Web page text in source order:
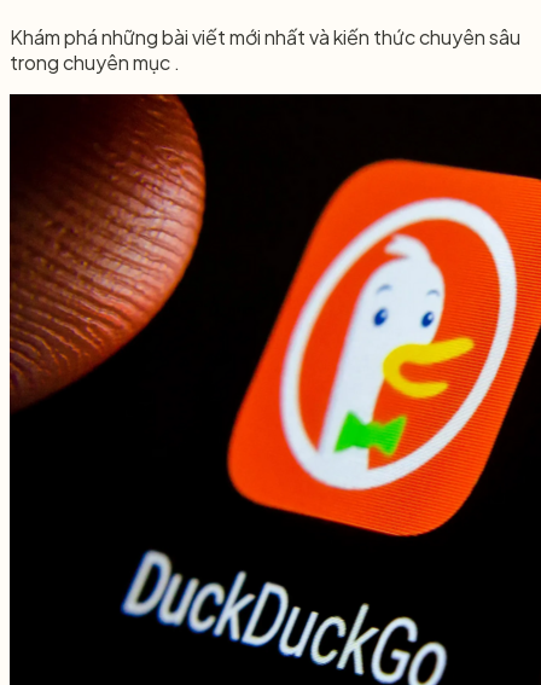
Khám phá những bài viết mới nhất và kiến thức chuyên sâu
trong chuyên mục .